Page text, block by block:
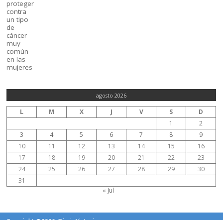
agosto 2026
L M X J V S
D
1
2
3
4 5 6 7 8
9
10
11 12 13 14 15
16
17
18 19 20 21 22
23
24
25 26 27 28 29
30
31
« Jul